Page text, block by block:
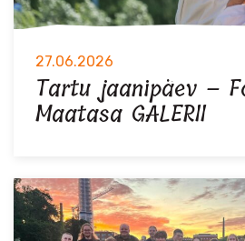
27.06.2026
Tartu jaanipäev –
Maatasa GALERII